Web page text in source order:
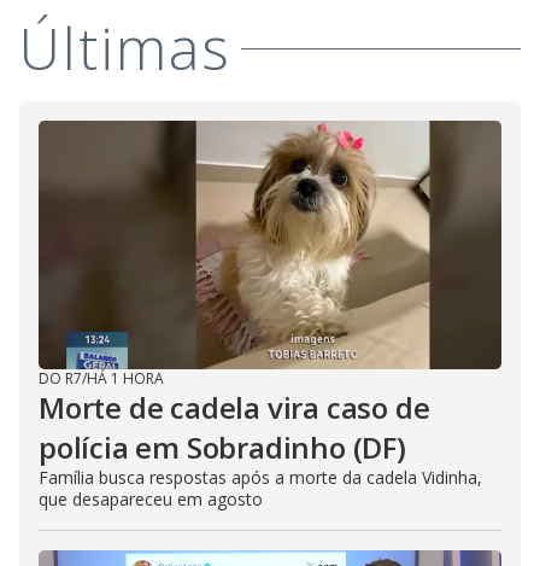
Últimas
DO R7/HÁ 1 HORA
Morte de cadela vira caso de
polícia em Sobradinho (DF)
Família busca respostas após a morte da cadela Vidinha,
que desapareceu em agosto